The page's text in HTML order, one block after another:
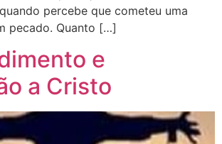
percebe que cometeu uma
pecado. Quanto […]
e
a Cristo